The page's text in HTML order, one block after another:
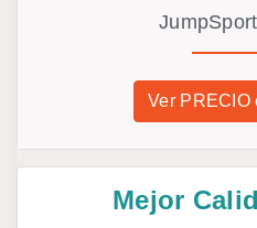
Ver PRECIO
Mejor